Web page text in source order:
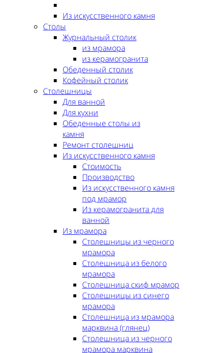
Из искусственного камня
Столы
Журнальный столик
из мрамора
из керамогранита
Обеденный столик
Кофейный столик
Столешницы
Для ванной
Для кухни
Обеденные столы из
камня
Ремонт столешниц
Из искусственного камня
Стоимость
Производство
Из искусственного камня
под мрамор
Из керамогранита для
ванной
Из мрамора
Столешницы из черного
мрамора
Столешница из белого
мрамора
Столешница скиф мрамор
Столешницы из синего
мрамора
Столешница из мрамора
марквина (глянец)
Столешница из черного
мрамора марквина